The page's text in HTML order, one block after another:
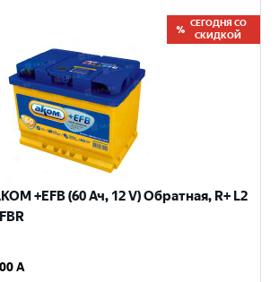
СЕГОДНЯ СО
СКИДКОЙ
+EFB (60 Ач, 12 V) Обратная, R+ L2
A